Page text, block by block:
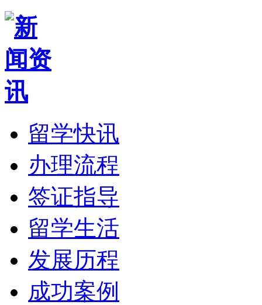
留学快讯
办理流程
签证指导
留学生活
发展历程
成功案例